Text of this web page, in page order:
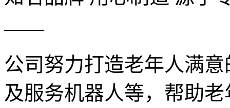
——
公司努力打造老年人满
及服务机器人等，帮助